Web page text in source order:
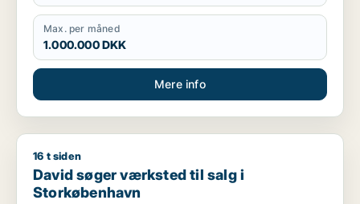
Max. per måned
1.000.000 DKK
Mere info
David søger værksted til salg i Storkøbenhavn
16 t siden
David søger værksted til salg i
Storkøbenhavn